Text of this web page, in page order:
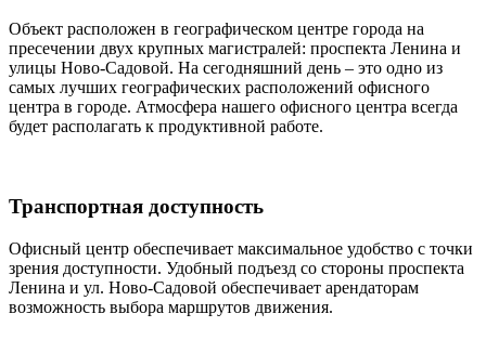
Объект расположен в географическом центре города на
пресечении двух крупных магистралей: проспекта Ленина и
улицы Ново-Садовой. На сегодняшний день – это одно из
самых лучших географических расположений офисного
центра в городе. Атмосфера нашего офисного центра всегда
будет располагать к продуктивной работе.
Транспортная доступность
Офисный центр обеспечивает максимальное удобство с точки
зрения доступности. Удобный подъезд со стороны проспекта
Ленина и ул. Ново-Садовой обеспечивает арендаторам
возможность выбора маршрутов движения.